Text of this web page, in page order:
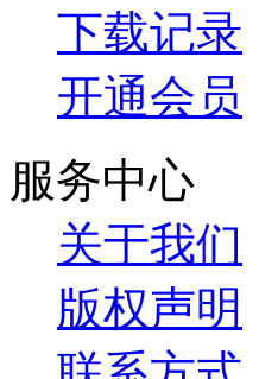
下载记录
开通会员
服务中心
关于我们
版权声明